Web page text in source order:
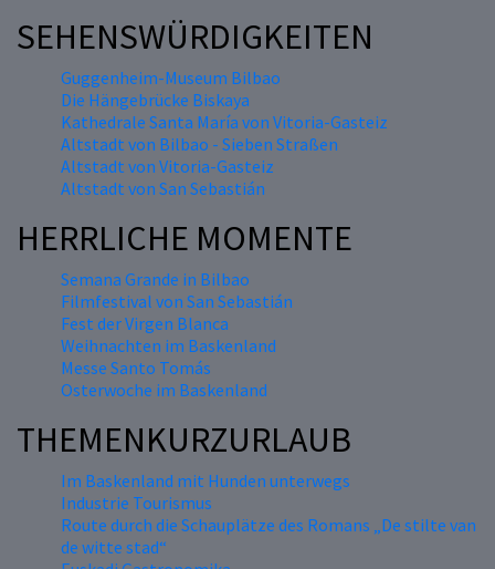
SEHENSWÜRDIGKEITEN
Guggenheim-Museum Bilbao
Die Hängebrücke Biskaya
Kathedrale Santa María von Vitoria-Gasteiz
Altstadt von Bilbao - Sieben Straßen
Altstadt von Vitoria-Gasteiz
Altstadt von San Sebastián
HERRLICHE MOMENTE
Semana Grande in Bilbao
Filmfestival von San Sebastián
Fest der Virgen Blanca
Weihnachten im Baskenland
Messe Santo Tomás
Osterwoche im Baskenland
THEMENKURZURLAUB
Im Baskenland mit Hunden unterwegs
Industrie Tourismus
Route durch die Schauplätze des Romans „De stilte van
de witte stad“